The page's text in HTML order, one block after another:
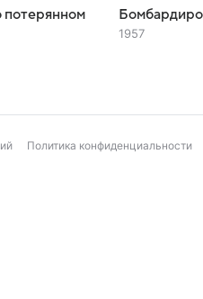
потерянном
1957
Политика конфиденциальности